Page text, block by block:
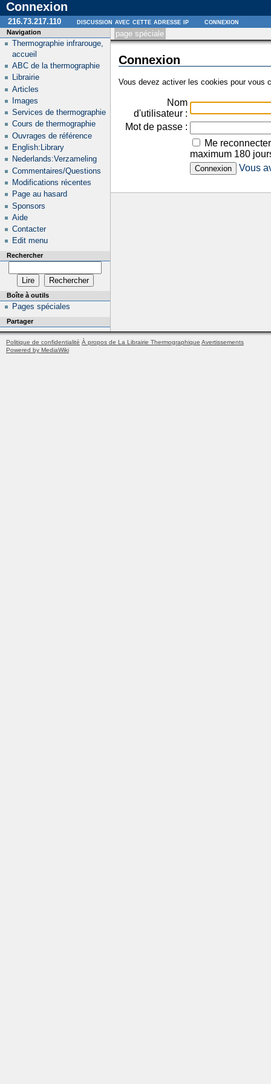
Connexion
page spéciale
Connexion
Vous devez activer les cookies pour vous
Nom
d'utilisateur :
Mot de passe :
Me
maximum 180
Vous
Navigation
Thermographie infrarouge,
accueil
ABC de la thermographie
Librairie
Articles
Images
Services de thermographie
Cours de thermographie
Ouvrages de référence
English:Library
Nederlands:Verzameling
Commentaires/Questions
Modifications récentes
Page au hasard
Sponsors
Aide
Contacter
Edit menu
Rechercher
Boîte à outils
Pages spéciales
Partager
216.73.217.110 discussion avec cette adresse ip connexion
Politique de confidentialité À propos de La Librairie Thermographique Avertissements
Powered by MediaWiki